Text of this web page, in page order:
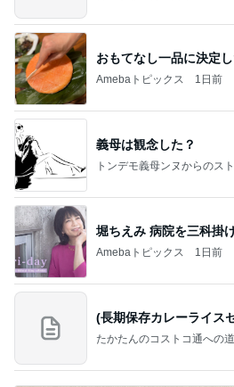
おもてなし一品に決定
Amebaトピックス 1日前
義母は観念した？
トンデモ義母ンヌからのス
堀ちえみ 病院を三科掛
Amebaトピックス 1日前
(長期保存カレーライス
たかたんのコストコ通への道